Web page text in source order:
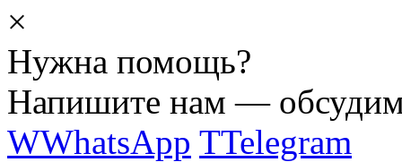
×
Нужна помощь?
Напишите нам —
WWhatsApp TTelegram